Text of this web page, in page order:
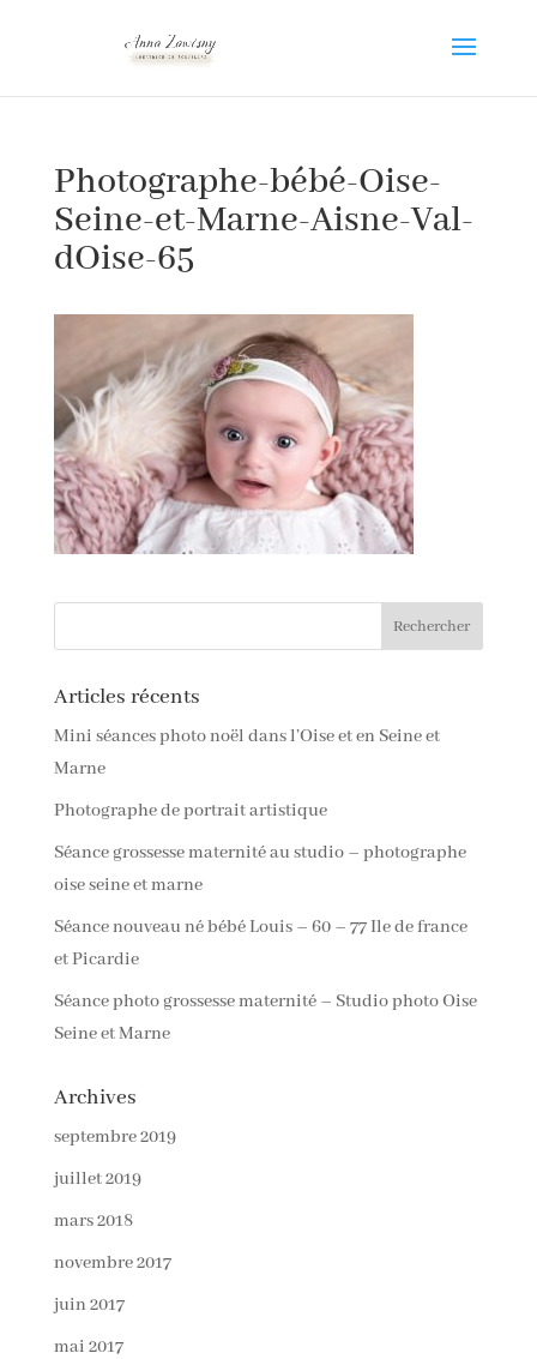
Photographe-bébé-Oise-
Seine-et-Marne-Aisne-Val-
dOise-65
Articles récents
Mini séances photo noël dans l’Oise et en Seine et
Marne
Photographe de portrait artistique
Séance grossesse maternité au studio – photographe
oise seine et marne
Séance nouveau né bébé Louis – 60 – 77 Ile de france
et Picardie
Séance photo grossesse maternité – Studio photo Oise
Seine et Marne
Archives
septembre 2019
juillet 2019
mars 2018
novembre 2017
juin 2017
mai 2017